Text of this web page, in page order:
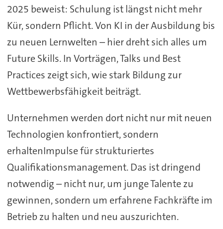
2025 beweist: Schulung ist längst nicht mehr
Kür, sondern Pflicht. Von KI in der Ausbildung bis
zu neuen Lernwelten – hier dreht sich alles um
Future Skills. In Vorträgen, Talks und Best
Practices zeigt sich, wie stark Bildung zur
Wettbewerbsfähigkeit beiträgt.
Unternehmen werden dort nicht nur mit neuen
Technologien konfrontiert, sondern
erhaltenImpulse für strukturiertes
Qualifikationsmanagement. Das ist dringend
notwendig – nicht nur, um junge Talente zu
gewinnen, sondern um erfahrene Fachkräfte im
Betrieb zu halten und neu auszurichten.